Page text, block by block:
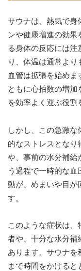
サウナは、熱気で身
ンや健康増進の効果
る身体の反応には注
り、体温は通常よ
血管は拡張を始めま
ともに心拍数の増加
を効率よく運ぶ役割
しかし、この急激
的なストレスとなり
や、事前の水分補給
う過程で一時的な
動が、めまいや目が
す。
このような症状は
者や、十分な水分補
あります。サウナを
まで時間をかけると